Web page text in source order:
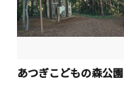
あつぎこどもの森公園